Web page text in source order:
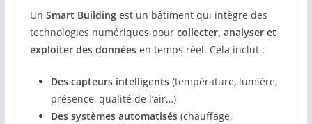
Un Smart Buildingest un bâtiment qui intègre des
technologies numériques pour collecter, analyser et
exploiter des donnéesen temps réel. Cela inclut :
Des capteurs intelligents(température, lumière,
présence, qualité de l’air…)
Des systèmes automatisés(chauffage,